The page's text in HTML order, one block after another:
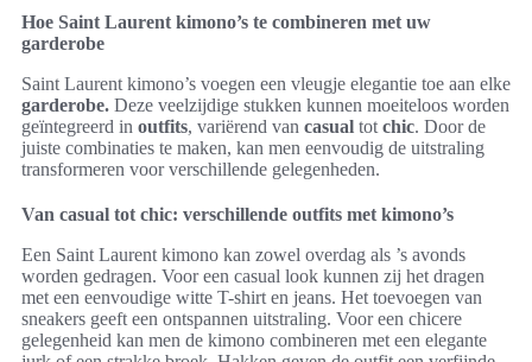
Hoe Saint Laurent kimono’s te combineren met uw
garderobe
Saint Laurent kimono’s voegen een vleugje elegantie toe aan elke
garderobe. Deze veelzijdige stukken kunnen moeiteloos worden
geïntegreerd in outfits, variërend van casual tot chic. Door de
juiste combinaties te maken, kan men eenvoudig de uitstraling
transformeren voor verschillende gelegenheden.
Van casual tot chic: verschillende outfits met kimono’s
Een Saint Laurent kimono kan zowel overdag als ’s avonds
worden gedragen. Voor een casual look kunnen zij het dragen
met een eenvoudige witte T-shirt en jeans. Het toevoegen van
sneakers geeft een ontspannen uitstraling. Voor een chicere
gelegenheid kan men de kimono combineren met een elegante